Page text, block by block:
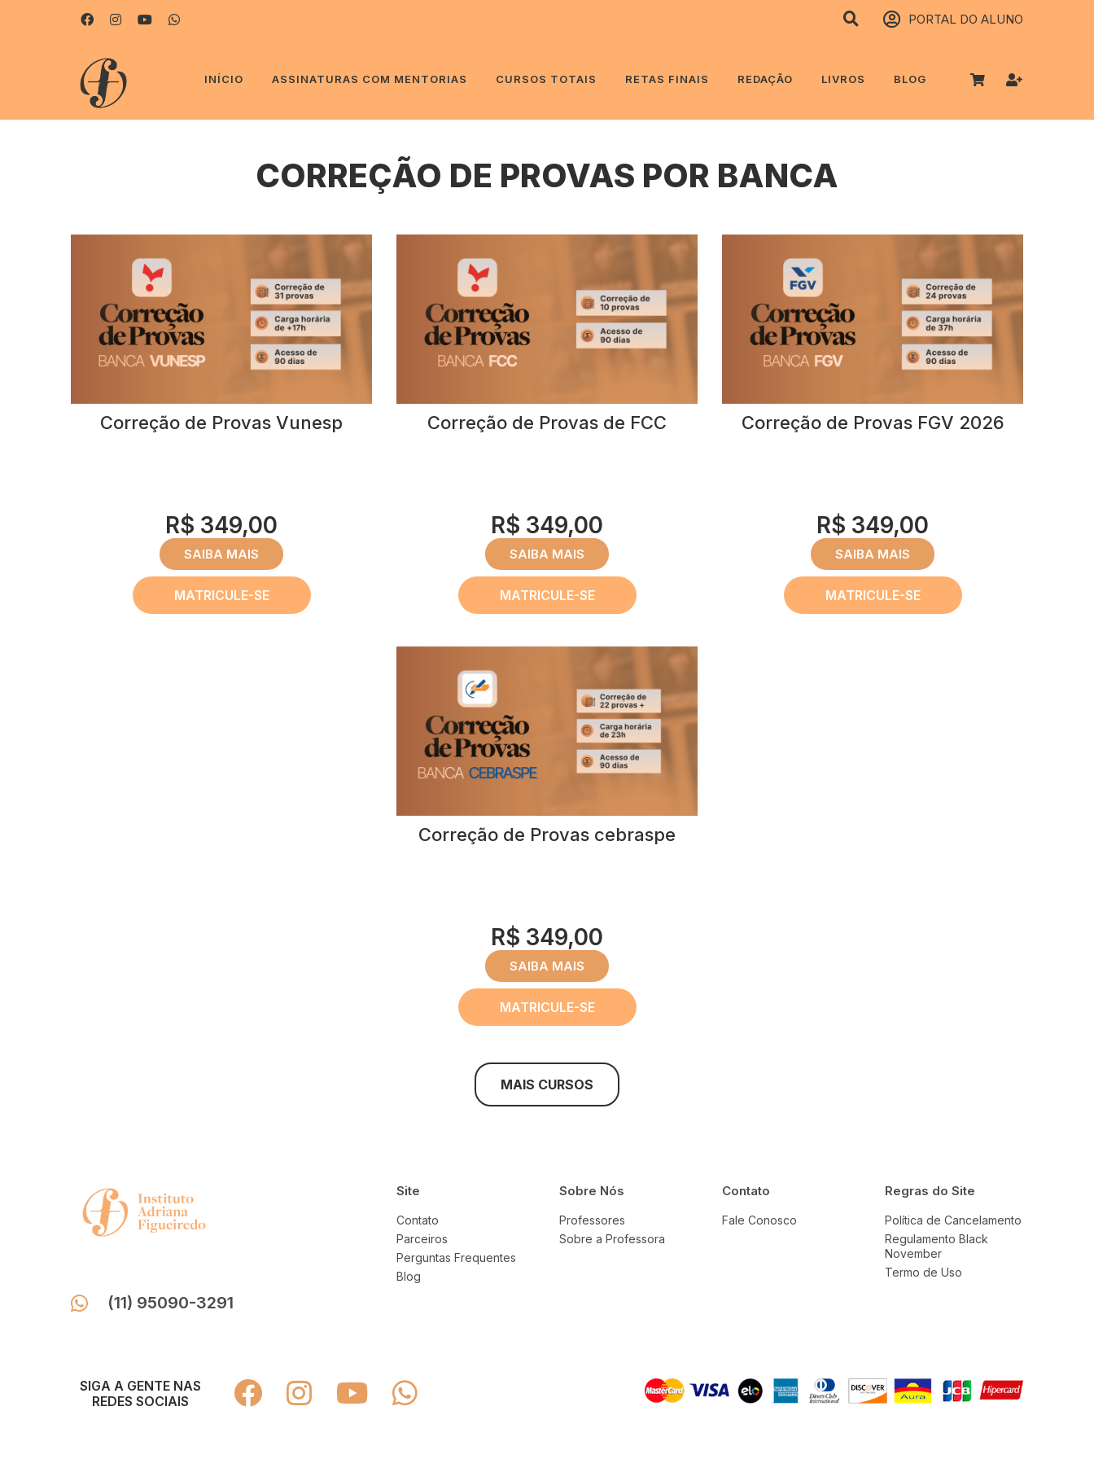
PORTAL DO ALUNO
INÍCIO ASSINATURAS COM MENTORIAS CURSOS TOTAIS RETAS FINAIS REDAÇÃO LIVROS BLOG
CORREÇÃO DE PROVAS POR BANCA
Correção de Provas Vunesp
R$ 349,00
SAIBA MAIS
MATRICULE-SE
Correção de Provas de FCC
R$ 349,00
SAIBA MAIS
MATRICULE-SE
Correção de Provas FGV 2026
R$ 349,00
SAIBA MAIS
MATRICULE-SE
Correção de Provas cebraspe
R$ 349,00
SAIBA MAIS
MATRICULE-SE
MAIS CURSOS
(11) 95090-3291
Site
Contato
Parceiros
Perguntas Frequentes
Blog
Sobre Nós
Professores
Sobre a Professora
Contato
Fale Conosco
Regras do Site
Política de Cancelamento
Regulamento Black
November
Termo de Uso
SIGA A GENTE NAS
REDES SOCIAIS